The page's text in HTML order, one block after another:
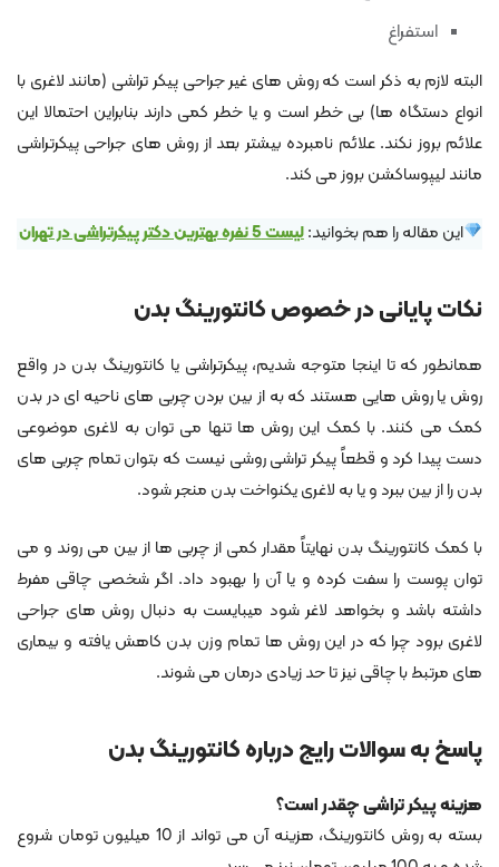
استفراغ
البته لازم به ذکر است که روش های غیر جراحی پیکر تراشی (مانند لاغری با
انواع دستگاه ها) بی خطر است و یا خطر کمی دارند بنابراین احتمالا این
علائم بروز نکند. علائم نامبرده بیشتر بعد از روش های جراحی پیکرتراشی
مانند لیپوساکشن بروز می کند.
این مقاله را هم بخوانید:لیست 5 نفره بهترین دکتر پیکرتراشی در تهران
نکات پایانی در خصوص کانتورینگ بدن
همانطور که تا اینجا متوجه شدیم، پیکرتراشی یا کانتورینگ بدن در واقع
روش یا روش هایی هستند که به از بین بردن چربی های ناحیه ای در بدن
کمک می کنند. با کمک این روش ها تنها می توان به لاغری موضوعی
دست پیدا کرد و قطعاً پیکر تراشی روشی نیست که بتوان تمام چربی های
بدن را از بین ببرد و یا به لاغری یکنواخت بدن منجر شود.
با کمک کانتورینگ بدن نهایتاً مقدار کمی از چربی ها از بین می روند و می
توان پوست را سفت کرده و یا آن را بهبود داد. اگر شخصی چاقی مفرط
داشته باشد و بخواهد لاغر شود میبایست به دنبال روش های جراحی
لاغری برود چرا که در این روش ها تمام وزن بدن کاهش یافته و بیماری
های مرتبط با چاقی نیز تا حد زیادی درمان می شوند.
پاسخ به سوالات رایج درباره کانتورینگ بدن
هزینه پیکر تراشی چقدر است؟
بسته به روش کانتورینگ، هزینه آن می تواند از 10 میلیون تومان شروع